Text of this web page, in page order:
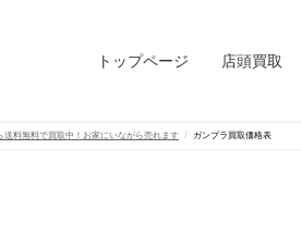
トップページ 店頭買取
料無料で買取中！お家にいながら売れます ガンプラ買取価格表